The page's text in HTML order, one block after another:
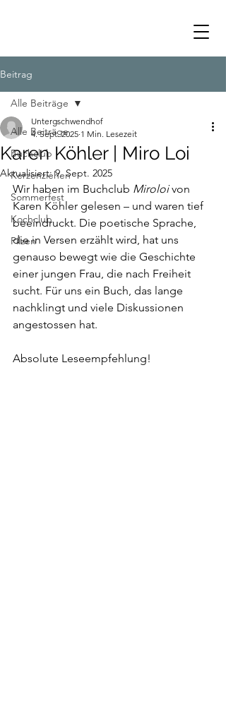
Beitrag
Alle Beiträge
Buchclub
Kerzenziehen
Sommerfest
Kochclub
Pilzen
Alle Beiträge
Karen Köhler | Miro Loi
Untergschwendhof
4. Sept. 2025 1 Min. Lesezeit
Aktualisiert:9. Sept. 2025
Wir haben im Buchclub Miroloi von
Karen Köhler gelesen – und waren tief
beeindruckt. Die poetische Sprache,
die in Versen erzählt wird, hat uns
genauso bewegt wie die Geschichte
einer jungen Frau, die nach Freiheit
sucht. Für uns ein Buch, das lange
nachklingt und viele Diskussionen
angestossen hat.
Absolute Leseempfehlung!